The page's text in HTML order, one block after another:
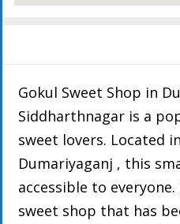
Gokul Sweet Shop in
Siddharthnagar is a
sweet lovers. Located
Dumariyaganj , this
accessible to
sweet shop that has